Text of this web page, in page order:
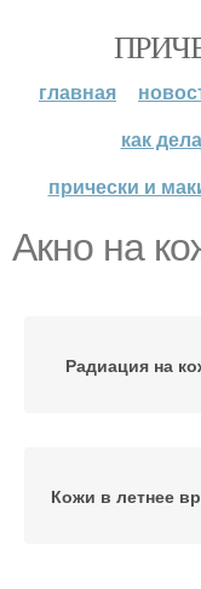
главная
как
прически и
Акно на
Радиация на
Кожи в летнее